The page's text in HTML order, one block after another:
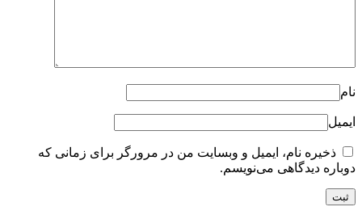
نام
ایمیل
ذخیره نام، ایمیل و وبسایت من در مرورگر برای زمانی که
دوباره دیدگاهی می‌نویسم.